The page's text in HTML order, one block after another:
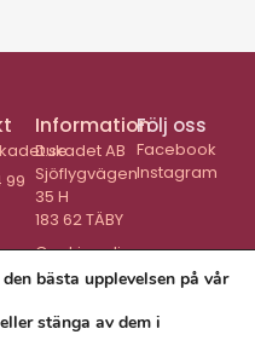
99
Information
Dukadet AB
Sjöflygvägen
35 H
183 62 TÄBY
Cookiepolicy
Följ oss
Facebook
Instagram
bästa upplevelsen på vår
stänga av dem i